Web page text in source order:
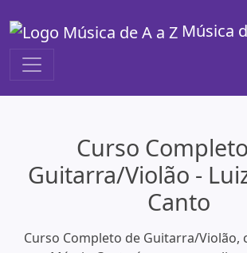
Música
Curso
Guitarra/Violão -
Canto
Curso Completo de Guitarra/Violão,